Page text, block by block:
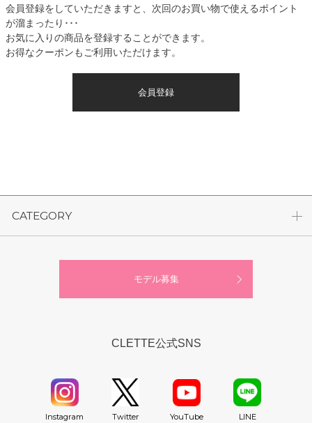
会員登録をしていただきますと、次回のお買い物で使えるポイント
が溜まったり･･･
お気に入りの商品を登録することができます。
お得なクーポンもご利用いただけます。
会員登録
CATEGORY
モデル募集
CLETTE公式SNS
Instagram Twitter YouTube LINE